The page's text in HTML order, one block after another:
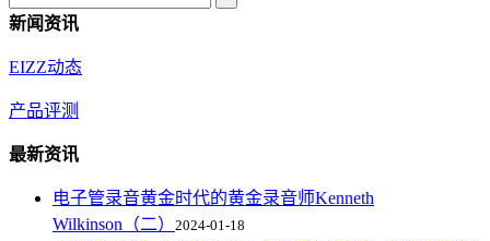
新闻资讯
EIZZ动态
产品评测
最新资讯
电子管录音黄金时代的黄金录音师Kenneth
Wilkinson（二） 2024-01-18